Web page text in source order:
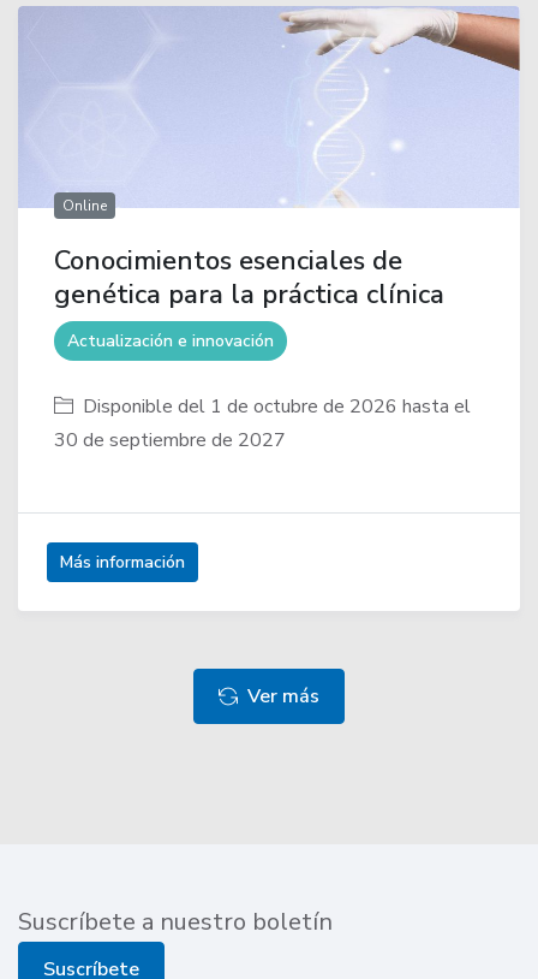
Online
Conocimientos esenciales de
genética para la práctica clínica
Actualización e innovación
Disponible del 1 de octubre de 2026 hasta el
30 de septiembre de 2027
Más información
Ver más
Suscríbete a nuestro boletín
Suscríbete